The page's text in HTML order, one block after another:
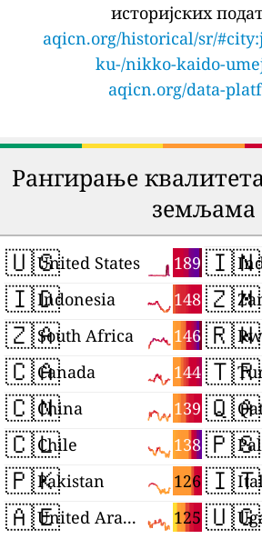
историјских
aqicn.org/historical/sr/
ku-/nikko-kaido-
aqicn.org/data-
Рангирање
земљама
🇺🇸 189
United States
🇮🇩 148
Indonesia
🇿🇦 146
South Africa
🇨🇦 144
Canada
🇨🇳 139
China
🇨🇱 138
Chile
🇵🇰 126
Pakistan
🇦🇪 125
United Arab Emirates
🇮🇳
🇿🇲
🇷🇼
🇹🇷
🇶🇦
🇵🇸
🇮🇹
🇺🇬